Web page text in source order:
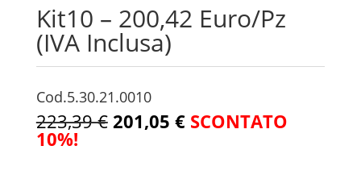
Kit10 – 200,42 Euro/Pz
(IVA Inclusa)
Cod.5.30.21.0010
223,39 €201,05 € SCONTATO
10%!